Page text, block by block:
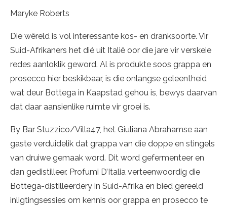
Maryke Roberts
Die wêreld is vol interessante kos- en dranksoorte. Vir
Suid-Afrikaners het dié uit Italië oor die jare vir verskeie
redes aanloklik geword. Al is produkte soos grappa en
prosecco hier beskikbaar, is die onlangse geleentheid
wat deur Bottega in Kaapstad gehou is, bewys daarvan
dat daar aansienlike ruimte vir groei is.
By Bar Stuzzico/Villa47, het Giuliana Abrahamse aan
gaste verduidelik dat grappa van die doppe en stingels
van druiwe gemaak word. Dit word gefermenteer en
dan gedistilleer. Profumi D’Italia verteenwoordig die
Bottega-distilleerdery in Suid-Afrika en bied gereeld
inligtingsessies om kennis oor grappa en prosecco te